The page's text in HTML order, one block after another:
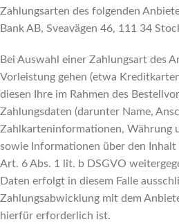
Zahlungsarten des folgenden
Bank AB, Sveavägen 46, 111 34
Bei Auswahl einer Zahlungsart des
Vorleistung gehen (etwa
diesen Ihre im Rahmen des
Zahlungsdaten (darunter Name,
Zahlkarteninformationen, Währung
sowie Informationen über den Inhalt
Art. 6 Abs. 1 lit. b DSGVO
Daten erfolgt in diesem Falle
Zahlungsabwicklung mit dem
hierfür erforderlich ist.